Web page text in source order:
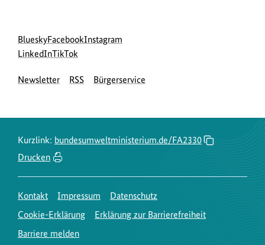
Social
Media
Blueskyzur
Bluesky-
des
Facebookzur
des
Instagram
des
LinkedInzur
Seite
zur
Seite
TikTok
Newsletter RSS Bürgerservice
Kurzlink: bundesumweltministerium.de/FA2330
Drucken
Kontakt Impressum
Datenschutz
Cookie-Erklärung
Erklärung zur Barrierefreiheit
Barriere melden